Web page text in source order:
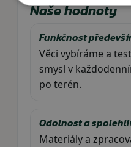
Naše hodnoty
Funkčnost
Věci vybíráme a
smysl v
po terén.
Odolnost a
Materiály a